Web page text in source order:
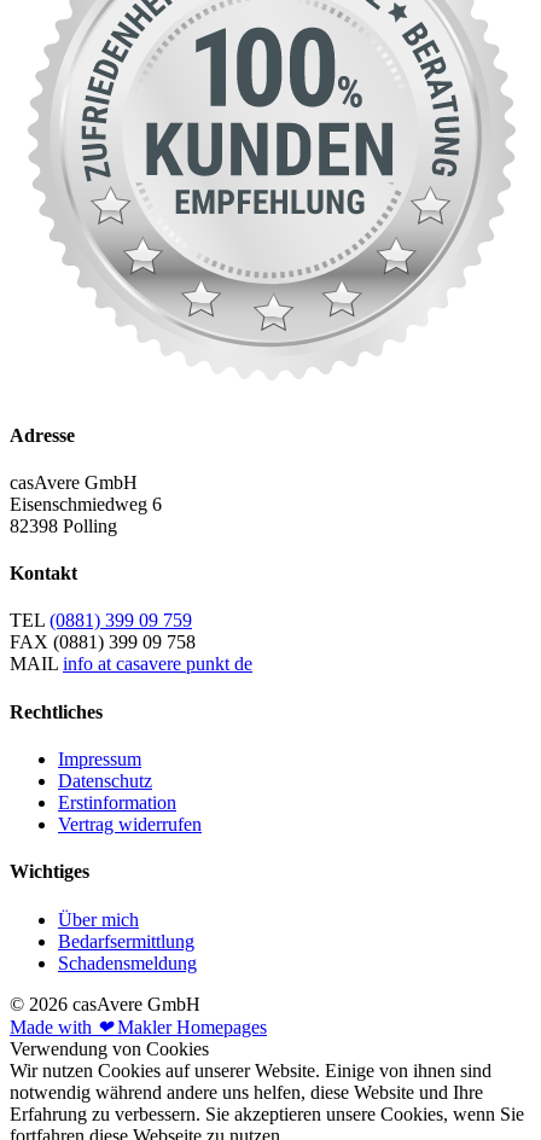
Adresse
casAvere GmbH
Eisenschmiedweg 6
82398 Polling
Kontakt
TEL (0881) 399 09 759
FAX (0881) 399 09 758
MAIL info at casavere punkt de
Rechtliches
Impressum
Datenschutz
Erstinformation
Vertrag widerrufen
Wichtiges
Über mich
Bedarfsermittlung
Schadensmeldung
© 2026 casAvere GmbH
Made with ❤Makler Homepages
Verwendung von Cookies
Wir nutzen Cookies auf unserer Website. Einige von ihnen sind
notwendig während andere uns helfen, diese Website und Ihre
Erfahrung zu verbessern. Sie akzeptieren unsere Cookies, wenn Sie
fortfahren diese Webseite zu nutzen.